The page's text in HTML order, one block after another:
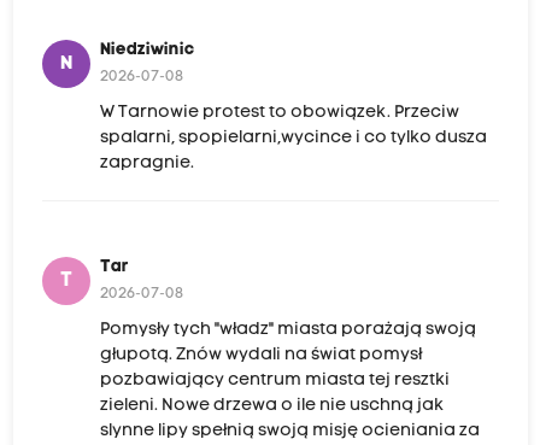
N
Niedziwinic
2026-07-08
W Tarnowie protest to obowiązek. Przeciw
spalarni, spopielarni,wycince i co tylko dusza
zapragnie.
T
Tar
2026-07-08
Pomysły tych "władz" miasta porażają swoją
głupotą. Znów wydali na świat pomysł
pozbawiający centrum miasta tej resztki
zieleni. Nowe drzewa o ile nie uschną jak
slynne lipy spełnią swoją misję ocieniania za